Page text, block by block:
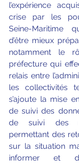
l’expérience
crise par les
Seine-Maritime
d’être mieux
notamment le
préfecture qui
relais entre
les collectivités
s’ajoute la mise
de suivi des
de suivi des
permettant des
sur la situation
informer et